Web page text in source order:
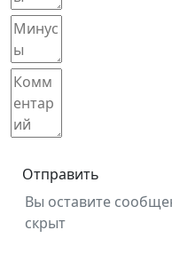
Отправить
Вы оставите
скрыт